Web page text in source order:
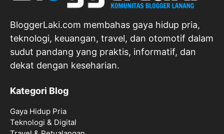
BloggerLaki.com membahas gaya hidup pria,
teknologi, keuangan, travel, dan otomotif dalam
sudut pandang yang praktis, informatif, dan
dekat dengan keseharian.
Kategori Blog
Gaya Hidup Pria
Teknologi & Digital